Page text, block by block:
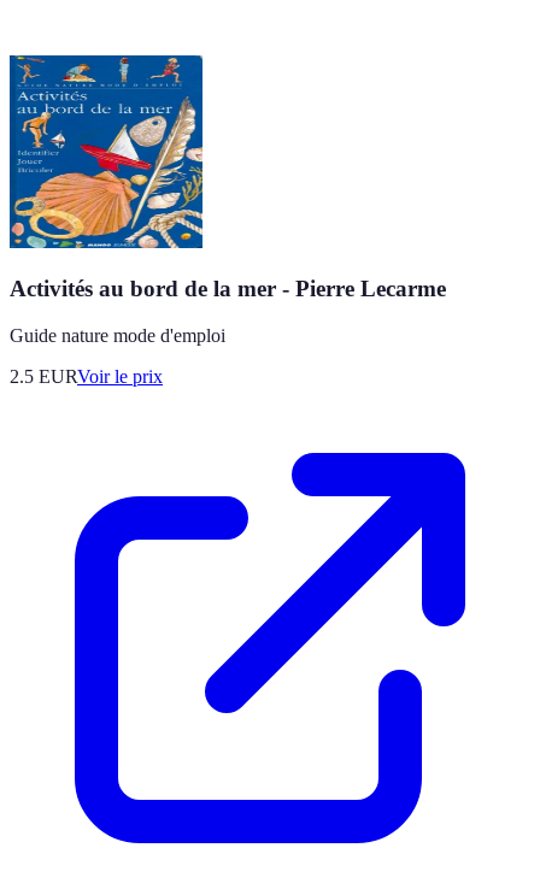
Activités au bord de la mer - Pierre Lecarme
Guide nature mode d'emploi
2.5 EURVoir le prix